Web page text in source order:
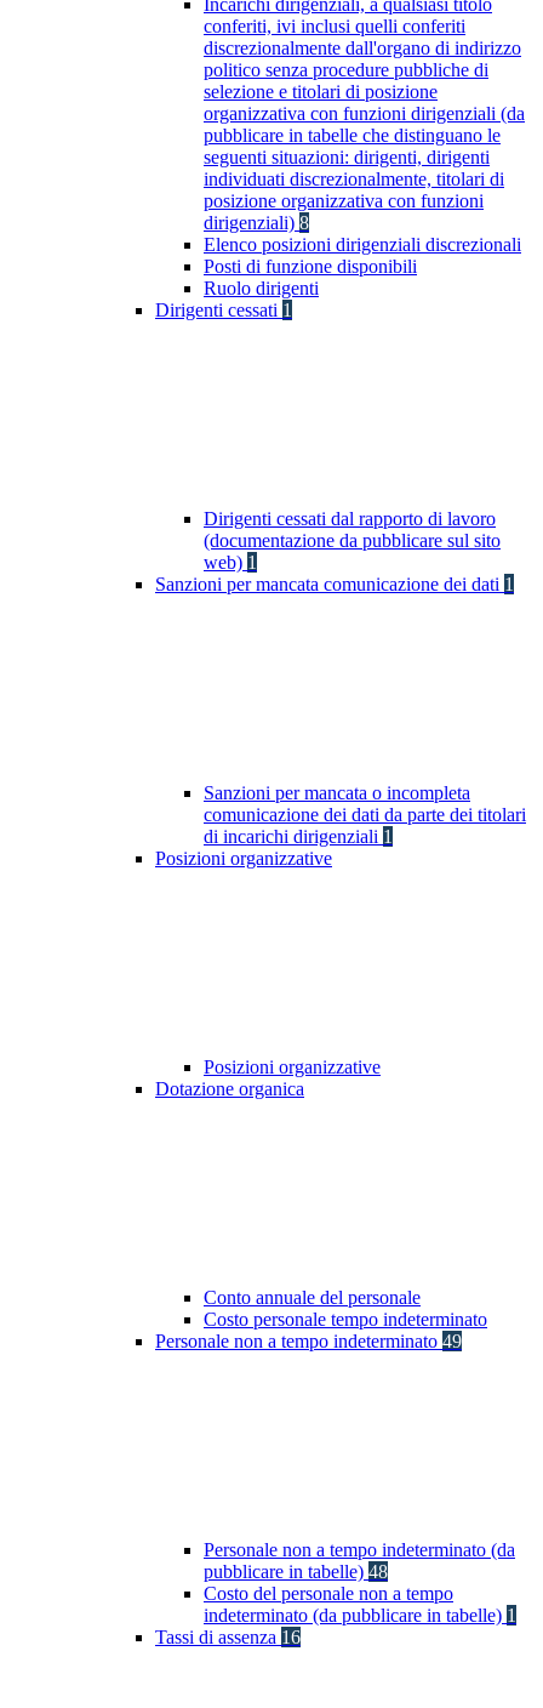
Incarichi dirigenziali, a qualsiasi titolo
conferiti, ivi inclusi quelli conferiti
discrezionalmente dall'organo di indirizzo
politico senza procedure pubbliche di
selezione e titolari di posizione
organizzativa con funzioni dirigenziali (da
pubblicare in tabelle che distinguano le
seguenti situazioni: dirigenti, dirigenti
individuati discrezionalmente, titolari di
posizione organizzativa con funzioni
dirigenziali) 8
Elenco posizioni dirigenziali discrezionali
Posti di funzione disponibili
Ruolo dirigenti
Dirigenti cessati 1
Dirigenti cessati dal rapporto di lavoro
(documentazione da pubblicare sul sito
web) 1
Sanzioni per mancata comunicazione dei dati 1
Sanzioni per mancata o incompleta
comunicazione dei dati da parte dei titolari
di incarichi dirigenziali 1
Posizioni organizzative
Posizioni organizzative
Dotazione organica
Conto annuale del personale
Costo personale tempo indeterminato
Personale non a tempo indeterminato 49
Personale non a tempo indeterminato (da
pubblicare in tabelle) 48
Costo del personale non a tempo
indeterminato (da pubblicare in tabelle) 1
Tassi di assenza 16